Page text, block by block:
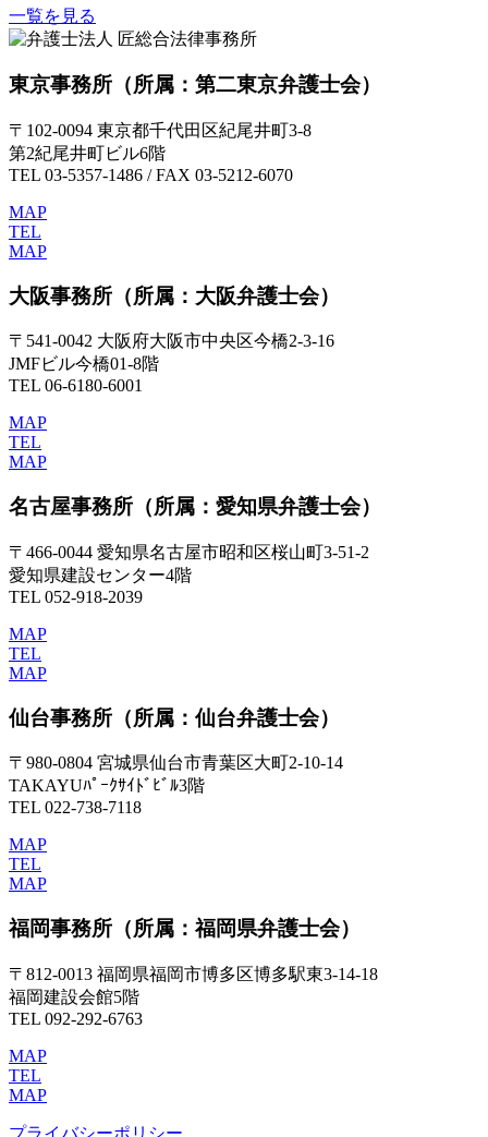
一覧を見る
東京事務所 （所属：第二東京弁護士会）
〒102-0094 東京都千代田区紀尾井町3-8
第2紀尾井町ビル6階
TEL 03-5357-1486 / FAX 03-5212-6070
MAP
TEL
MAP
大阪事務所 （所属：大阪弁護士会）
〒541-0042 大阪府大阪市中央区今橋2-3-16
JMFビル今橋01-8階
TEL 06-6180-6001
MAP
TEL
MAP
名古屋事務所 （所属：愛知県弁護士会）
〒466-0044 愛知県名古屋市昭和区桜山町3-51-2
愛知県建設センター4階
TEL 052-918-2039
MAP
TEL
MAP
仙台事務所 （所属：仙台弁護士会）
〒980-0804 宮城県仙台市青葉区大町2-10-14
TAKAYUﾊﾟｰｸｻｲﾄﾞﾋﾞﾙ3階
TEL 022-738-7118
MAP
TEL
MAP
福岡事務所 （所属：福岡県弁護士会）
〒812-0013 福岡県福岡市博多区博多駅東3-14-18
福岡建設会館5階
TEL 092-292-6763
MAP
TEL
MAP
プライバシーポリシー